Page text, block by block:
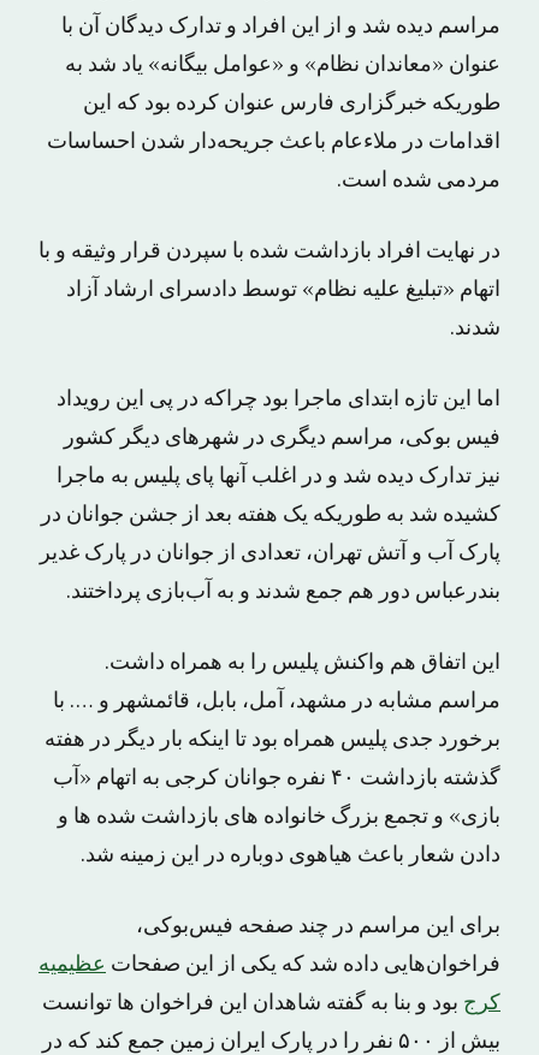
مراسم دیده شد و از این افراد و تدارک دیدگان آن با
عنوان «معاندان نظام» و «عوامل بیگانه» یاد شد به
طوریکه خبرگزاری فارس عنوان کرده بود که این
اقدامات در ملاءعام باعث جریحه‌دار شدن احساسات
مردمی شده است.
در نهایت افراد بازداشت شده با سپردن قرار وثیقه و با
اتهام «تبلیغ علیه نظام» توسط دادسرای ارشاد آزاد
شدند.
اما این تازه ابتدای ماجرا بود چراکه در پی این رویداد
فیس بوکی، مراسم دیگری در شهرهای دیگر کشور
نیز تدارک دیده شد و در اغلب آنها پای پلیس به ماجرا
کشیده شد به طوریکه یک هفته بعد از جشن جوانان در
پارک آب و آتش تهران، تعدادی از جوانان در پارک غدیر
بندرعباس دور هم جمع شدند و به آب‌بازی پرداختند.
این اتفاق هم واکنش پلیس را به همراه داشت.
مراسم مشابه در مشهد، آمل، بابل، قائمشهر و …. با
برخورد جدی پلیس همراه بود تا اینکه بار دیگر در هفته
گذشته بازداشت ۴۰ نفره جوانان کرجی به اتهام «آب
بازی» و تجمع بزرگ خانواده های بازداشت شده ها و
دادن شعار باعث هیاهوی دوباره در این زمینه شد.
برای این مراسم در چند صفحه فیس‌بوکی،
فراخوان‌هایی داده شد که یکی از این صفحات عظیمیه
کرج بود و بنا به گفته شاهدان این فراخوان ها توانست
بیش از ۵۰۰ نفر را در پارک ایران زمین جمع کند که در